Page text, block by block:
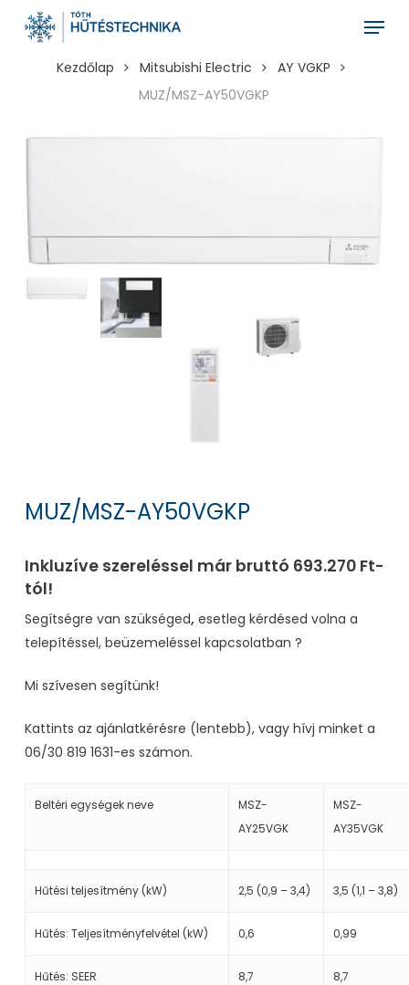
Menu
Kezdőlap Mitsubishi Electric
AY VGKP
MUZ/MSZ-AY50VGKP
MUZ/MSZ-AY50VGKP
Inkluzíve szereléssel már bruttó 693.270Ft-
tól!
Segítségre van szükséged, esetleg kérdésed volna a
telepítéssel, beüzemeléssel kapcsolatban ?
Mi szívesen segítünk!
Kattints az ajánlatkérésre (lentebb), vagy hívj minket a
06/30 819 1631-es számon.
Beltéri egységek neve
MSZ-
AY25VGK
MSZ-
AY35VGK
Hűtési teljesítmény (kW) 2,5 (0,9 – 3,4) 3,5 (1,1 – 3,8)
Hűtés: Teljesítményfelvétel (kW) 0,6 0,99
Hűtés: SEER 8,7 8,7